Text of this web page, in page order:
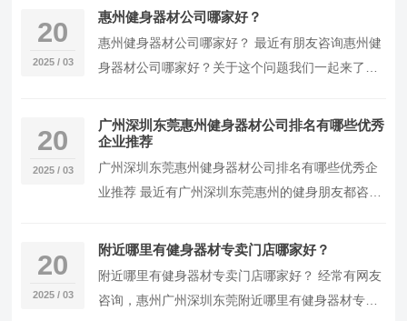
华...
20
2025 / 03
惠州健身器材公司哪家好？
惠州健身器材公司哪家好？ 最近有朋友咨询惠州健
身器材公司哪家好？关于这个问题我们一起来了解
款适合...
20
2025 / 03
广州深圳东莞惠州健身器材公司排名有哪些优秀
企业推荐
广州深圳东莞惠州健身器材公司排名有哪些优秀企
业推荐 最近有广州深圳东莞惠州的健身朋友都咨询
编推荐...
20
2025 / 03
附近哪里有健身器材专卖门店哪家好？
附近哪里有健身器材专卖门店哪家好？ 经常有网友
咨询，惠州广州深圳东莞附近哪里有健身器材专卖